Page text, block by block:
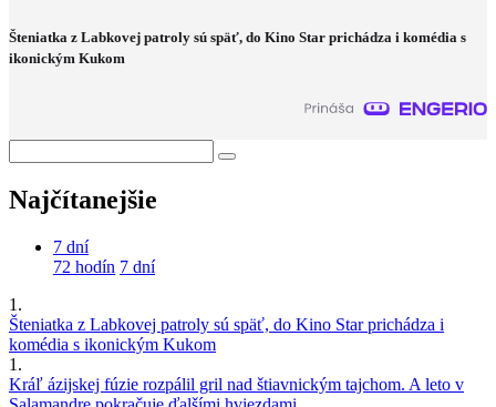
Šteniatka z Labkovej patroly sú späť, do Kino Star prichádza i komédia s
ikonickým Kukom
Najčítanejšie
7 dní
72 hodín 7 dní
1.
Šteniatka z Labkovej patroly sú späť, do Kino Star prichádza i
komédia s ikonickým Kukom
1.
Kráľ ázijskej fúzie rozpálil gril nad štiavnickým tajchom. A leto v